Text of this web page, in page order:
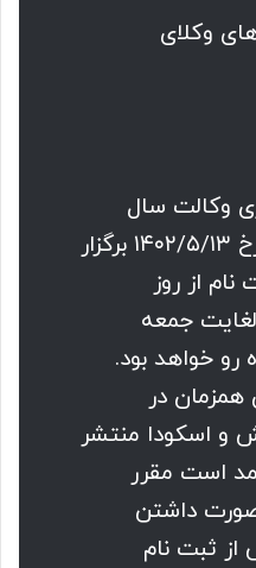
وکلای
وکالت سال
۱۴۰۲ در روز جمعه مورخ ۱۴۰۲/۵/۱۳ برگزار
از روز
چهارشنبه ۱۴۰۲/۲/۱۳ لغایت جمعه
ده رو خواهد بود.
در
و اسکودا منتشر
است مقرر
صورت داشتن
ثبت نام